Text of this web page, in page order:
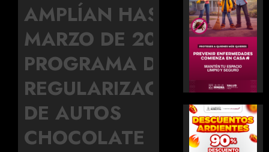
AMPLÍAN HASTA
MARZO DE 2023
PROGRAMA DE
REGULARIZACIÓN
DE AUTOS
CHOCOLATE